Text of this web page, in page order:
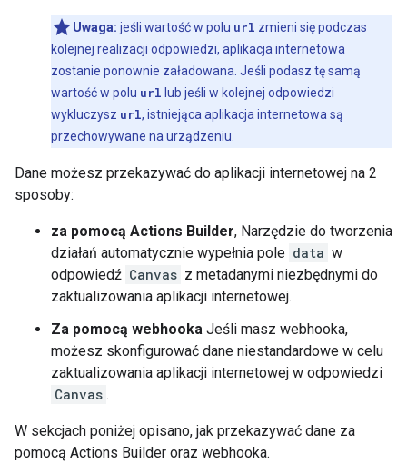
Uwaga: jeśli wartość w polu url zmieni się podczas
kolejnej realizacji odpowiedzi, aplikacja internetowa
zostanie ponownie załadowana. Jeśli podasz tę samą
wartość w polu url lub jeśli w kolejnej odpowiedzi
wykluczysz url, istniejąca aplikacja internetowa są
przechowywane na urządzeniu.
Dane możesz przekazywać do aplikacji internetowej na 2
sposoby:
za pomocą Actions Builder, Narzędzie do tworzenia
działań automatycznie wypełnia pole data w
odpowiedź Canvas z metadanymi niezbędnymi do
zaktualizowania aplikacji internetowej.
Za pomocą webhooka Jeśli masz webhooka,
możesz skonfigurować dane niestandardowe w celu
zaktualizowania aplikacji internetowej w odpowiedzi
Canvas .
W sekcjach poniżej opisano, jak przekazywać dane za
pomocą Actions Builder oraz webhooka.